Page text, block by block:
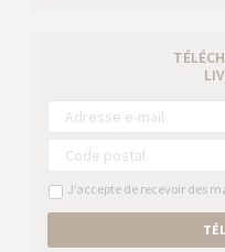
J’accepte de recevoir des